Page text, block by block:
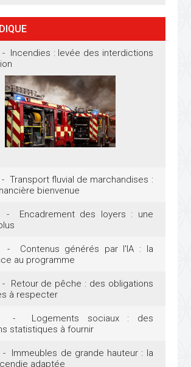
- Incendies : levée des interdictions
- Transport fluvial de marchandises :
bienvenue
- Encadrement des loyers : une
- Contenus générés par l'IA : la
au programme
- Retour de pêche : des obligations
à respecter
- Logements sociaux : des
statistiques à fournir
- Immeubles de grande hauteur : la
adaptée